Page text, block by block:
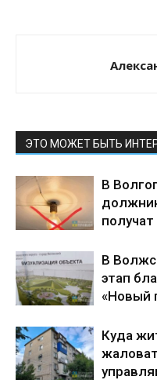
ЭТО МОЖЕТ БЫТЬ
В
В
этап
«Новый
Куда